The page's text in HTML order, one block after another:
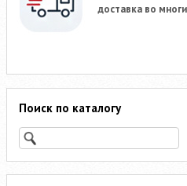
доставка во
Поиск по каталогу